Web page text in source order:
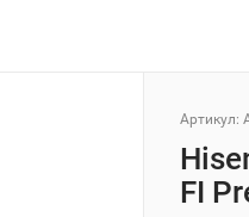
Артикул:
FI